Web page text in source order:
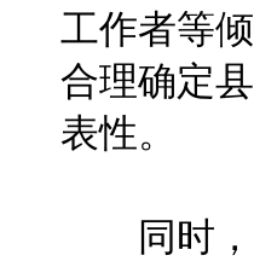
工作者等
合理确定
表性。
同时，